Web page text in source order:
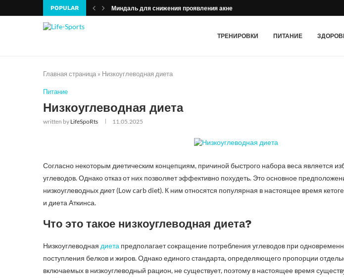
POPULAR Миндаль для снижения проявления акне
ТРЕНИРОВКИ ПИТАНИЕ
Главная страница » Низкоуглеводная диета
Питание
Низкоуглеводная диета
written by LifeSpoRts 11.05.2025
Согласно некоторым диетическим концепциям, причиной быстрого набора веса является
углеводов. Однако отказ от них позволяет эффективно похудеть. Это основное
низкоуглеводных диет (Low carb diet). К ним относятся популярная в настоящее время
и диета Аткинса.
Что это такое низкоуглеводная диета?
Низкоуглеводная диета предполагает сокращение потребления углеводов при
поступления белков и жиров. Однако единого стандарта, определяющего пропорции
включаемых в низкоуглеводный рацион, не существует, поэтому в настоящее время